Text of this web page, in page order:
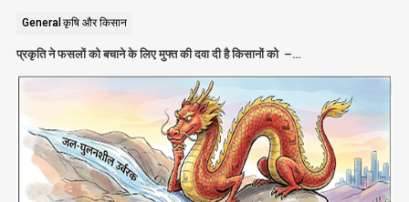
General कृषि और किसान
प्रकृति ने फसलों को बचाने के लिए मुफ्त की दवा दी है किसानों को –…